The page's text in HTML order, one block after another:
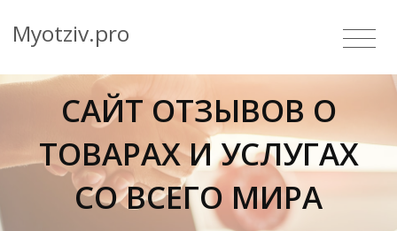
Myotziv.pro
САЙТ ОТЗЫВОВ О
ТОВАРАХ И УСЛУГАХ
СО ВСЕГО МИРА